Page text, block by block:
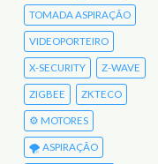
TOMADA ASPIRAÇÃO
VIDEOPORTEIRO
X-SECURITY Z-WAVE
ZIGBEE ZKTECO
⚙️ MOTORES
🌪️ ASPIRAÇÃO